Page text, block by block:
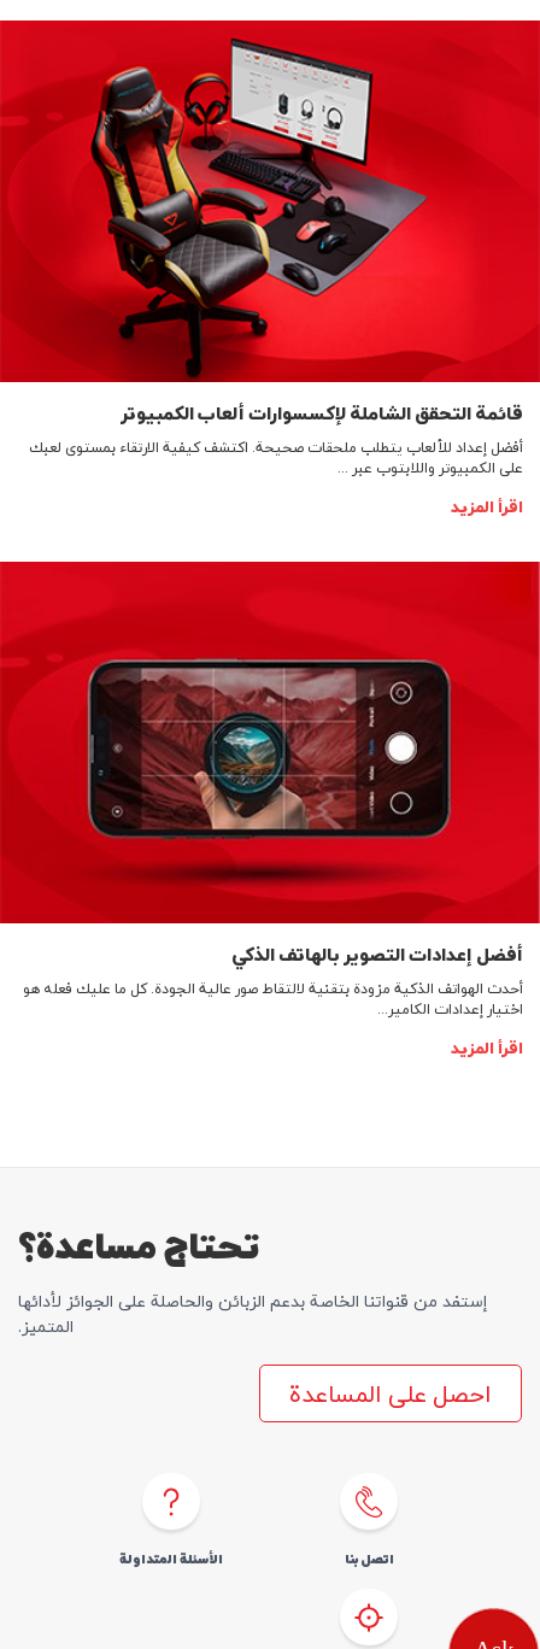
قائمة التحقق الشاملة لإكسسوارات ألعاب الكمبيوتر
أفضل إعداد للألعاب يتطلب ملحقات صحيحة. اكتشف كيفية الارتقاء بمستوى لعبك
على الكمبيوتر واللابتوب عبر ...
اقرأ المزيد
أفضل إعدادات التصوير بالهاتف الذكي
أحدث الهواتف الذكية مزودة بتقنية لالتقاط صور عالية الجودة. كل ما عليك فعله هو
اختيار إعدادات الكامير...
اقرأ المزيد
تحتاج مساعدة؟
إستفد من قنواتنا الخاصة بدعم الزبائن والحاصلة علی الجوائز لأدائها
المتمیز.
احصل على المساعدة
اتصل بنا الأسئلة المتداولة